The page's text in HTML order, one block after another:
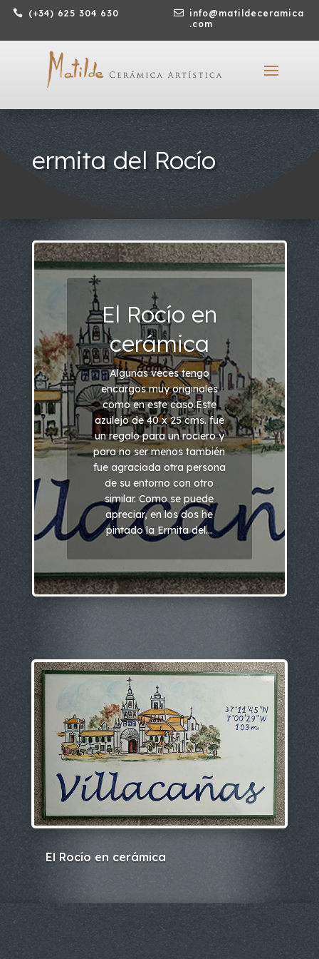
 (+34) 625 304 630 
info@matildeceramica
.com
ermita del Rocío
El Rocío en
cerámica
Algunas veces tengo
encargos muy originales
como en este caso.Este
azulejo de 40 x 25 cms. fue
un regalo para un rociero y
para no ser menos también
fue agraciada otra persona
de su entorno con otro
similar. Como se puede
apreciar, en los dos he
pintado la Ermita del...
El Rocío en cerámica